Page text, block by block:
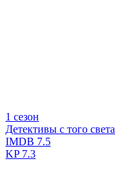
1 сезон
Детективы с того света
IMDB 7.5
KP7.3